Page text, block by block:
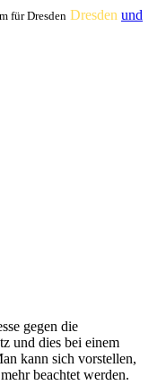
für Dresden Dresden und
gegen die
und dies bei einem
kann sich vorstellen,
beachtet werden.